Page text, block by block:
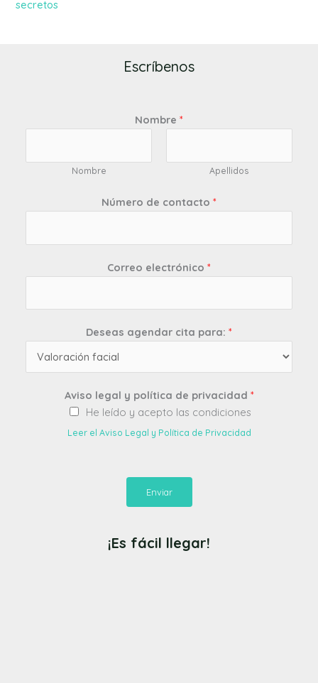
secretos
Escríbenos
Nombre *
Nombre Apellidos
Número de contacto *
Correo electrónico *
Deseas agendar cita para: *
Aviso legal y política de privacidad *
He leído y acepto las condiciones
Leer el Aviso Legal y Política de Privacidad
Enviar
¡Es fácil llegar!